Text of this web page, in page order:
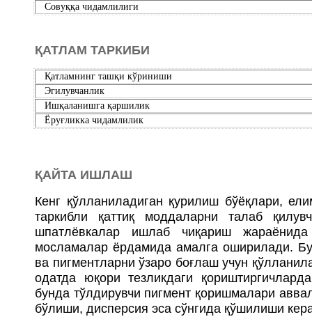
Совуққа чидамлилиги
ҚАТЛАМ ТАРКИБИ
Қатламнинг ташқи кўриниши
Эгилувчанлик
Ишқаланишга қаршилик
Ёруғликка чидамлилик
ҚАЙТА ИШЛАШ
Кенг қўлланиладиган қурилиш бўёқлари,
таркибли қаттиқ моддаларни талаб
шпатлёвкалар ишлаб чиқариш
мосламалар ёрдамида амалга оширилади.
ва пигментларни ўзаро боғлаш учун
одатда юқори тезликдаги
бунда тўлдирувчи пигмент қоришмалари
бўлиши, дисперсия эса сўнгида қўшилиши